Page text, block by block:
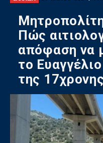
Πώς
απόφαση να
το
της 17χρονης